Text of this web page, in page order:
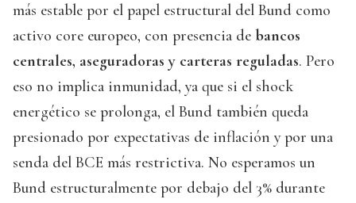
más estable por el papel estructural del Bund como
activo core europeo, con presencia de bancos
centrales, aseguradoras y carteras reguladas. Pero
eso no implica inmunidad, ya que si el shock
energético se prolonga, el Bund también queda
presionado por expectativas de inflación y por una
senda del BCE más restrictiva. No esperamos un
Bund estructuralmente por debajo del 3% durante